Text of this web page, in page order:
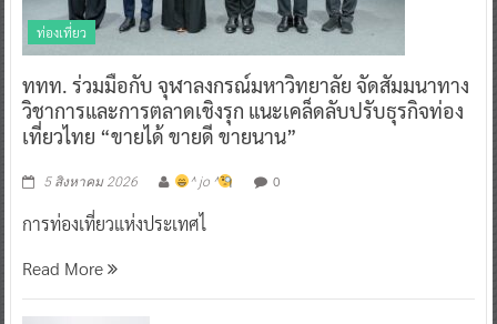
ท่องเที่ยว
ททท. ร่วมมือกับ จุฬาลงกรณ์มหาวิทยาลัย จัดสัมมนาทาง
วิชาการและการตลาดเชิงรุก แนะเคล็ดลับปรับธุรกิจท่อง
เที่ยวไทย “ขายได้ ขายดี ขายนาน”
5 สิงหาคม 2026 ^ jo ^ 0
การท่องเที่ยวแห่งประเทศไ
Read More